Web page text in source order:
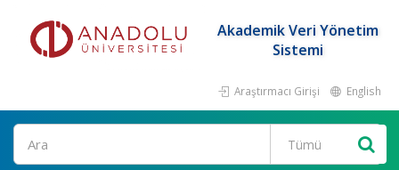
Akademik Veri Yönetim
Sistemi
Araştırmacı Girişi English
Ara